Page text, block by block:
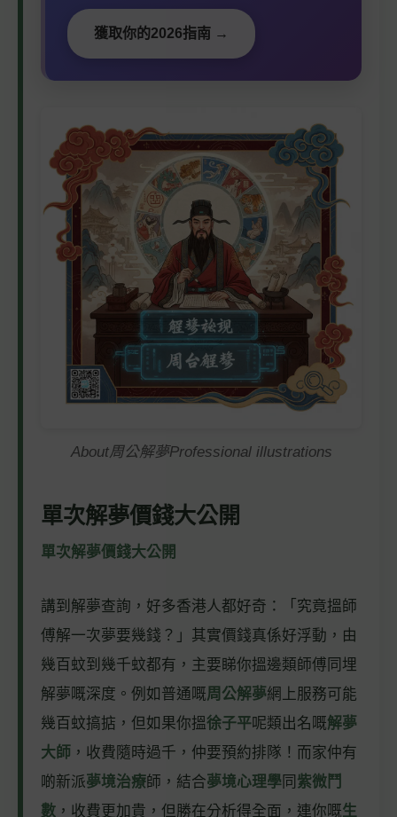
獲取你的2026指南 →
About周公解夢Professional illustrations
單次解夢價錢大公開
單次解夢價錢大公開
講到解夢查詢，好多香港人都好奇：「究竟搵師
傅解一次夢要幾錢？」其實價錢真係好浮動，由
幾百蚊到幾千蚊都有，主要睇你搵邊類師傅同埋
解夢嘅深度。例如普通嘅周公解夢網上服務可能
幾百蚊搞掂，但如果你搵徐子平呢類出名嘅解夢
大師 ，收費隨時過千，仲要預約排隊！而家仲有
啲新派夢境治療師，結合夢境心理學 同 紫微鬥
數 ，收費更加貴，但勝在分析得全面，連你嘅生